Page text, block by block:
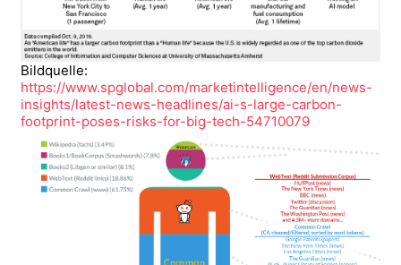
Bildquelle:
https://www.spglobal.com/marketintelligence/en/news-
insights/latest-news-headlines/ai-s-large-carbon-
footprint-poses-risks-for-big-tech-54710079